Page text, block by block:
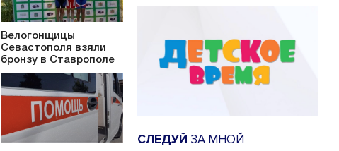
Велогонщицы
Севастополя взяли
бронзу в Ставрополе
СЛЕДУЙ ЗА МНОЙ